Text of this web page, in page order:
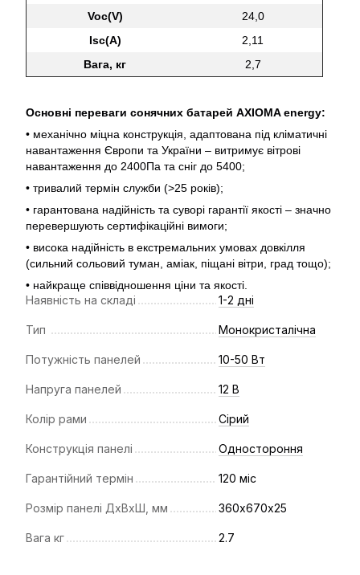
Voc(V)
24,0
Isc(A)
2,11
Вага, кг 2,7
Основні переваги сонячних батарей AXIOMA energy:
• механічно міцна конструкція, адаптована під кліматичні
навантаження Європи та України – витримує вітрові
навантаження до 2400Па та сніг до 5400;
• тривалий термін служби (>25 років);
• гарантована надійність та суворі гарантії якості – значно
перевершують сертифікаційні вимоги;
• висока надійність в екстремальних умовах довкілля
(сильний сольовий туман, аміак, піщані вітри, град тощо);
• найкраще співвідношення ціни та якості.
Наявність на складі 1-2 дні
Тип Монокристалічна
Потужність панелей 10-50 Вт
Напруга панелей 12 В
Колір рами Сірий
Конструкція панелі Одностороння
Гарантійний термін 120 міс
Розмір панелі ДхВхШ, мм 360х670х25
Вага кг 2.7